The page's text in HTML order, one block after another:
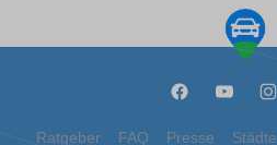
Ratgeber FAQ Presse Städte